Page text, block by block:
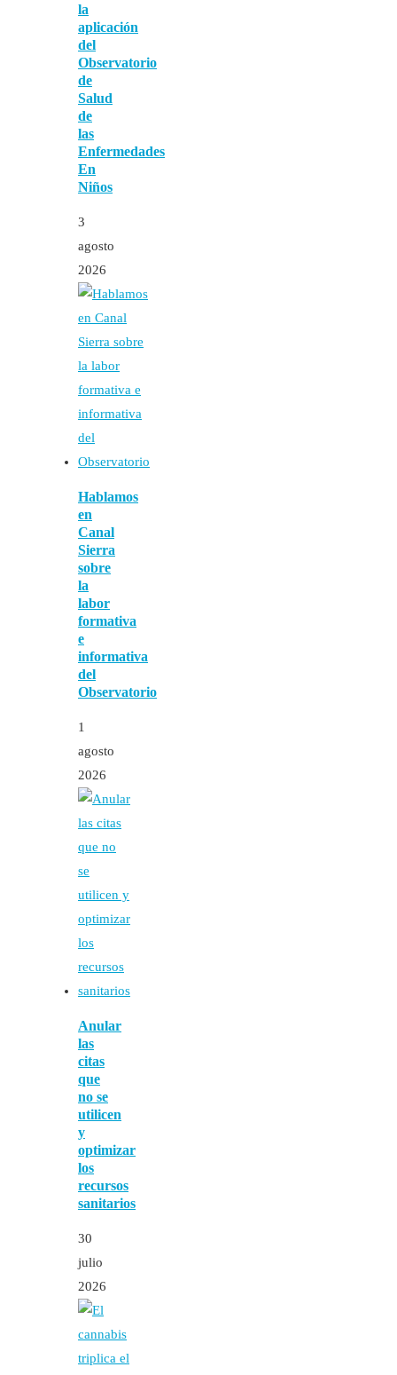
la
aplicación
del
Observatorio
de
Salud
de
las
Enfermedades
En
Niños
3
agosto
2026
Hablamos
en
Canal
Sierra
sobre
la
labor
formativa
e
informativa
del
Observatorio
1
agosto
2026
Anular
las
citas
que
no se
utilicen
y
optimizar
los
recursos
sanitarios
30
julio
2026